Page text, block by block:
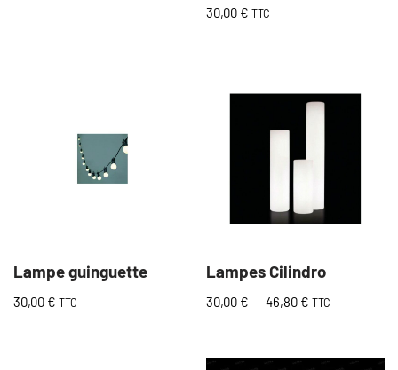
30,00 € TTC
Lampe guinguette
30,00 € TTC
Lampes Cilindro
30,00 € – 46,80 € TTC